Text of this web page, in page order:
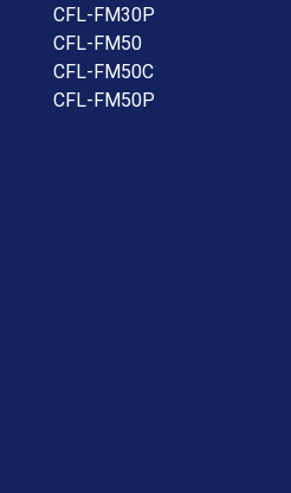
CFL-FM30P
CFL-FM50
CFL-FM50C
CFL-FM50P